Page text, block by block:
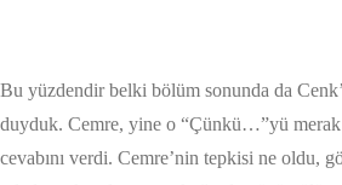
Bu yüzdendir belki bölüm sonunda da
duyduk. Cemre, yine o “Çünkü…”yü
cevabını verdi. Cemre’nin tepkisi ne oldu,